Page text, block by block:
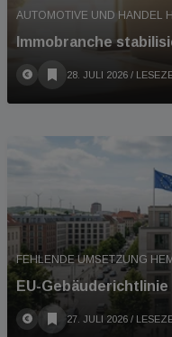
AUTOMOTIVE UND HANDEL
Immobranche
28. JULI 2026 /
FEHLENDE UMSETZUNG
EU-
27. JULI 2026 /